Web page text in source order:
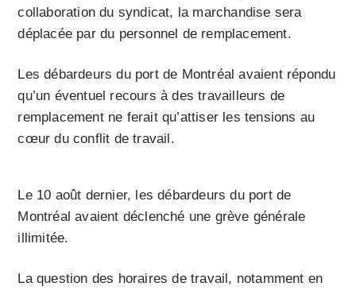
collaboration du syndicat, la marchandise sera
déplacée par du personnel de remplacement.
Les débardeurs du port de Montréal avaient répondu
qu’un éventuel recours à des travailleurs de
remplacement ne ferait qu’attiser les tensions au
cœur du conflit de travail.
Le 10 août dernier, les débardeurs du port de
Montréal avaient déclenché une grève générale
illimitée.
La question des horaires de travail, notamment en